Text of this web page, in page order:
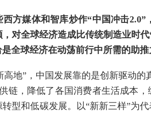
方媒体和智库炒作“中国冲击
对全球经济造成比传统制造业时
全球经济在动荡前行中所需的助
高地”，中国发展靠的是创新驱动
链，降低了各国消费者生活成本
型和低碳发展。以“新新三样”为